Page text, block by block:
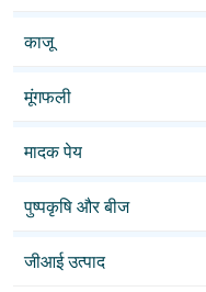
काजू
मूंगफली
मादक पेय
पुष्पकृषि और बीज
जीआई उत्पाद